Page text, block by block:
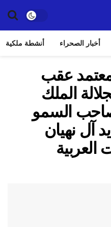
أخبار الصحراء أنشطة ملكية
عقب
الملك
السمو
آل نهيان
العربية